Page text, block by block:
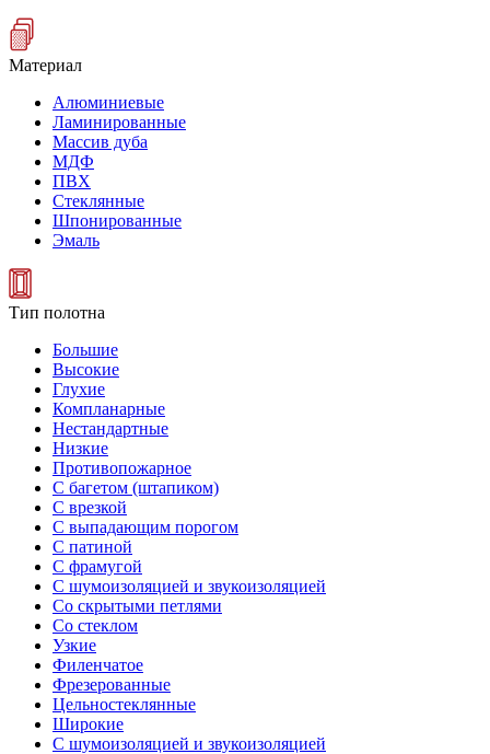
Материал
Алюминиевые
Ламинированные
Массив дуба
МДФ
ПВХ
Стеклянные
Шпонированные
Эмаль
Тип полотна
Большие
Высокие
Глухие
Компланарные
Нестандартные
Низкие
Противопожарное
С багетом (штапиком)
С врезкой
С выпадающим порогом
С патиной
С фрамугой
С шумоизоляцией и звукоизоляцией
Со скрытыми петлями
Со стеклом
Узкие
Филенчатое
Фрезерованные
Цельностеклянные
Широкие
С шумоизоляцией и звукоизоляцией